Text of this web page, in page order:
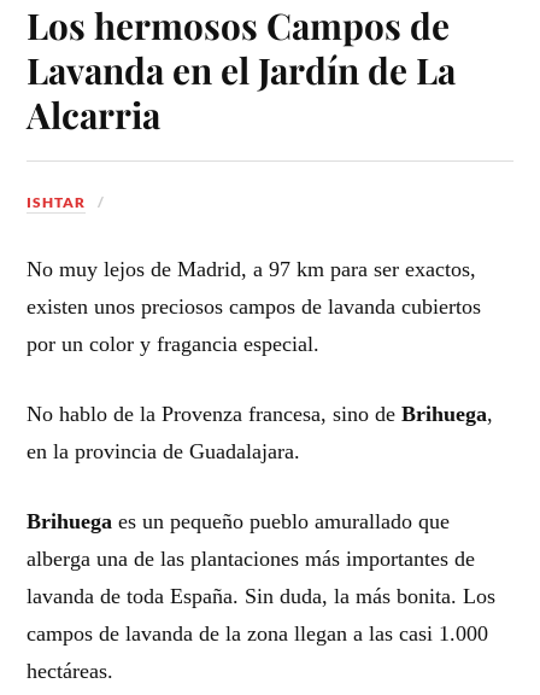
Los hermosos Campos de
Lavanda en el Jardín de La
Alcarria
ISHTAR
No muy lejos de Madrid, a 97 km para ser exactos,
existen unos preciosos campos de lavanda cubiertos
por un color y fragancia especial.
No hablo de la Provenza francesa, sino deBrihuega,
en la provincia de Guadalajara.
Brihuega es un pequeño pueblo amurallado que
alberga una de las plantaciones más importantes de
lavanda de toda España. Sin duda, la más bonita. Los
campos de lavanda de la zona llegan a las casi 1.000
hectáreas.